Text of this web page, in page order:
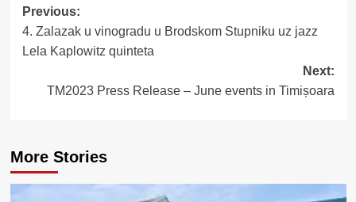
Post
navigation
Previous:
4. Zalazak u vinogradu u Brodskom Stupniku uz jazz
Lela Kaplowitz quinteta
Next:
TM2023 Press Release – June events in Timișoara
More Stories